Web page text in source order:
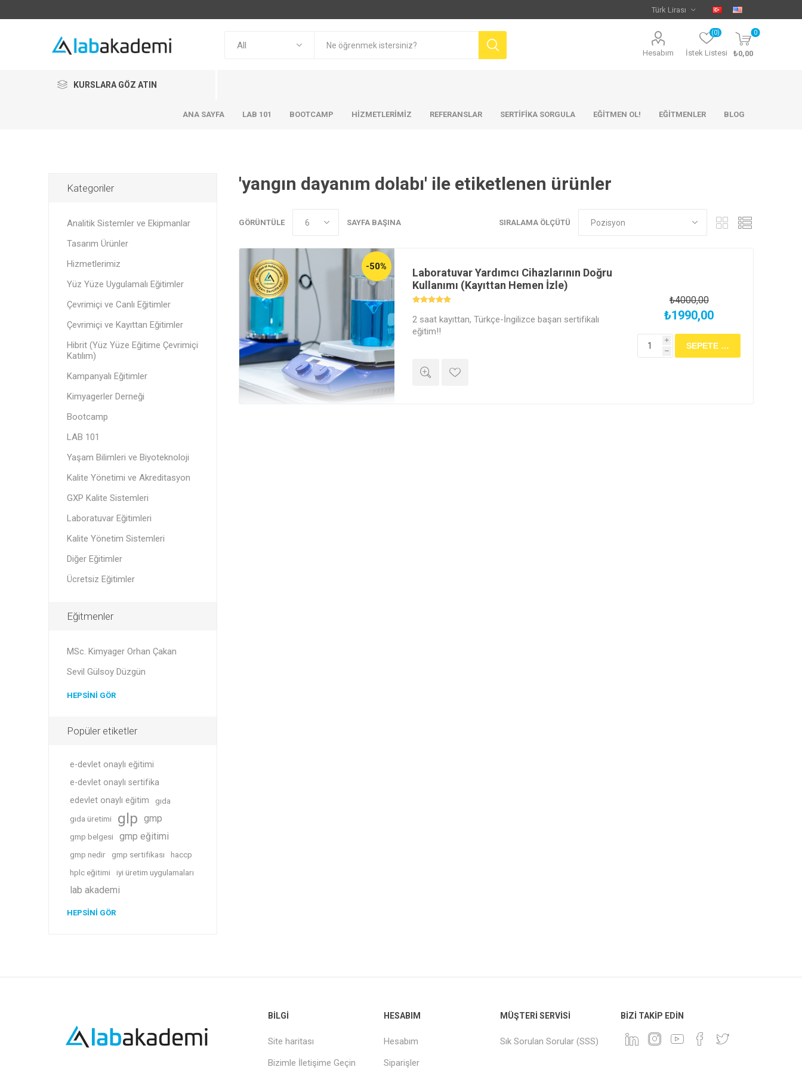
Hesabım İstek Listesi
(0) 0
₺0,00
KURSLARA GÖZ ATIN
ANA SAYFA LAB 101 BOOTCAMP HIZMETLERIMIZ REFERANSLAR SERTİFİKA SORGULA EĞİTMEN OL! EĞİTMENLER BLOG
'yangın dayanım dolabı' ile etiketlenen ürünler
SIRALAMA ÖLÇÜTÜ
GÖRÜNTÜLE SAYFA BAŞINA
-50%
Laboratuvar Yardımcı Cihazlarının Doğru
Kullanımı (Kayıttan Hemen İzle)
2 saat kayıttan, Türkçe-İngilizce başarı sertifikalı
eğitim!!
₺4000,00
₺1990,00
i
h
Kategoriler
Analitik Sistemler ve Ekipmanlar
Tasarım Ürünler
Hizmetlerimiz
Yüz Yüze Uygulamalı Eğitimler
Çevrimiçi ve Canlı Eğitimler
Çevrimiçi ve Kayıttan Eğitimler
Hibrit (Yüz Yüze Eğitime Çevrimiçi
Katılım)
Kampanyalı Eğitimler
Kimyagerler Derneği
Bootcamp
LAB 101
Yaşam Bilimleri ve Biyoteknoloji
Kalite Yönetimi ve Akreditasyon
GXP Kalite Sistemleri
Laboratuvar Eğitimleri
Kalite Yönetim Sistemleri
Diğer Eğitimler
Ücretsiz Eğitimler
Eğitmenler
MSc. Kimyager Orhan Çakan
Sevil Gülsoy Düzgün
HEPSINI GÖR
Popüler etiketler
e-devlet onaylı eğitimi
e-devlet onaylı sertifika
edevlet onaylı eğitim
gıda
gıda üretimi
glp gmp
gmp belgesi gmp eğitimi
gmp nedir gmp sertifikası
haccp
hplc eğitimi
iyi üretim uygulamaları
lab akademi
HEPSINI GÖR
BILGI
Site haritası
Bizimle İletişime Geçin
HESABIM
Hesabım
Siparişler
MÜŞTERI SERVISI
Sık Sorulan Sorular (SSS)
BIZI TAKIP EDIN